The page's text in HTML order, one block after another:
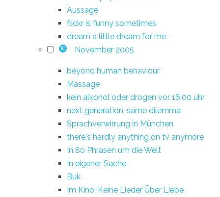
Aussage
flickr is funny sometimes
dream a little dream for me
10 November 2005
beyond human behaviour
Massage
kein alkohol oder drogen vor 16:00 uhr
next generation, same dilemma
Sprachverwirrung in München
there's hardly anything on tv anymore
In 80 Phrasen um die Welt
In eigener Sache
Buk
Im Kino: Keine Lieder Über Liebe